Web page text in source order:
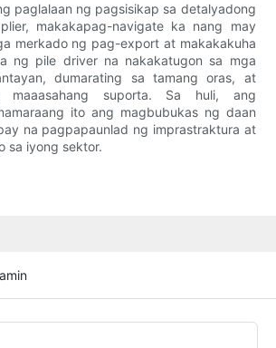
paglalaan ng pagsisikap sa detalyadong
makakapag-navigate ka nang may
merkado ng pag-export at makakakuha
ng pile driver na nakakatugon sa mga
dumarating sa tamang oras, at
maaasahang suporta. Sa huli, ang
ito ang magbubukas ng daan
na pagpapaunlad ng imprastraktura at
sa iyong sektor.